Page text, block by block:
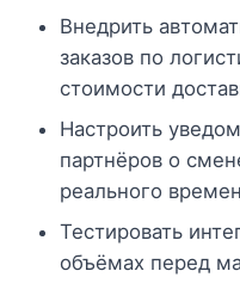
Внедрить
заказов по
стоимости
Настроить
партнёров о
реального
Тестировать
объёмах перед